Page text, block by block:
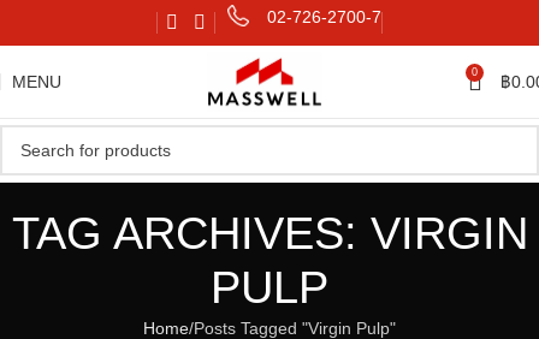
02-726-2700-7
MENU 0 ฿
TAG ARCHIVES: VIRGIN
PULP
Home Posts Tagged "Virgin Pulp"